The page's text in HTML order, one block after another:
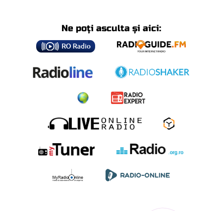
Ne poți asculta și aici: